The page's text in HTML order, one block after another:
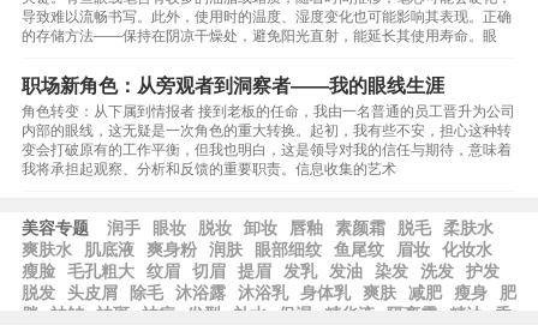
导致难以流畅书写。此外，使用时的温度、湿度变化也可能影响其表现。正确
的存储方法——保持在阴凉干燥处，避免阳光直射，能延长其使用寿命。眼
职场新角色：从旁观者到洞察者——我的眼线生涯
角色转变：从下属到情报者 接到老板的任命，我由一名普通的员工晋升为公司
内部的眼线，这无疑是一次角色的重大转换。起初，我有些不安，担心这种转
变会打破原有的工作平衡，但我也明白，这是领导对我的信任与期待，意味着
我将承担起观察、分析和反馈的重要职责。信息收集的艺术
美容专题 润手 眼妆 脱妆 卸妆 唇釉 素颜霜 脱毛
柔肤水
爽肤水
肌底液 爽身粉 润肤 眼部细纹 鱼尾纹 眉妆
化妆水
瘦脸
毛孔粗大 纹眉 切眉 提眉 发乳 发油 染发 洗发
护发
脱发
头皮屑 除毛 沐浴露 沐浴乳 身体乳 爽肤 减肥 瘦身
肥
胖
祛皱 祛斑 祛痘 发型 补水 保湿 精华液 隔离霜 精油
香